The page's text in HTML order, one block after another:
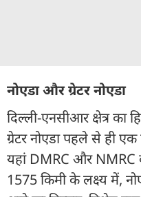
नोएडा और ग्रेटर नोएडा
दिल्ली-एनसीआर क्षेत्र का
ग्रेटर नोएडा पहले से ही
यहां DMRC और NMRC
1575 किमी के लक्ष्य में,